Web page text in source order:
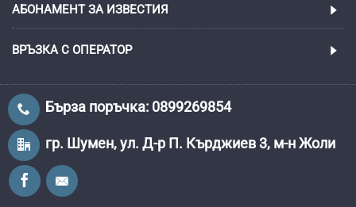
АБОНАМЕНТ ЗА ИЗВЕСТИЯ
ВРЪЗКА С ОПЕРАТОР
Бърза поръчка: 0899269854
гр. Шумен, ул. Д-р П. Кърджиев 3, м-н Жоли